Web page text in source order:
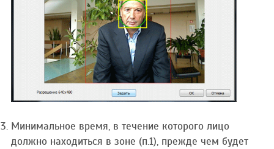
Минимальное время, в течение которого лицо
должно находиться в зоне (п.1), прежде чем будет